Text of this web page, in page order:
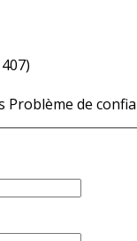
Problème de